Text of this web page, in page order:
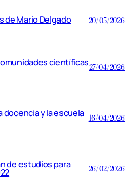
de Mario Delgado 20/05/2026
científicas27/04/2026
docencia y la escuela 16/04/2026
de estudios para 26/02/2026